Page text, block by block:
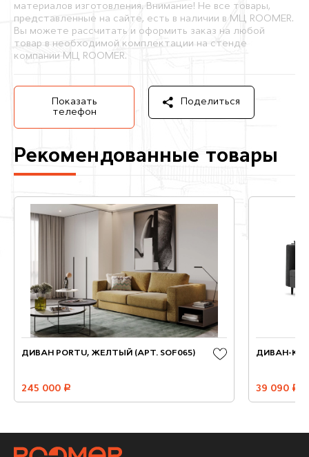
материалов изготовления. Внимание! Не все товары,
представленные на сайте, есть в наличии в МЦ ROOMER.
Вы можете рассчитать и оформить заказ на любой
товар в необходимой комплектации на стенде
компании МЦ ROOMER.
Показать
телефон
Поделиться
Рекомендованные товары
ДИВАН PORTU, ЖЕЛТЫЙ (АРТ. SOF065)
245 000 руб.
ДИВАН-
39 090 руб.